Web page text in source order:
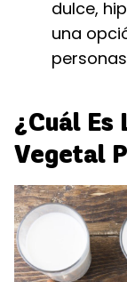
dulce,
una
¿Cuál Es
Vegetal